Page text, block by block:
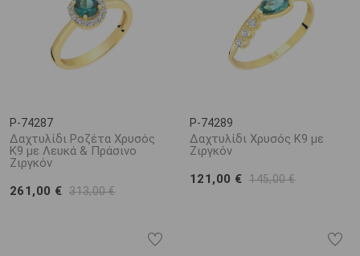
P-74287
Δαχτυλίδι Ροζέτα Χρυσός
Κ9 με Λευκά & Πράσινο
Ζιργκόν
261,00 € 313,00 €
P-74289
Δαχτυλίδι Χρυσός Κ9 με
Ζιργκόν
121,00 € 145,00 €